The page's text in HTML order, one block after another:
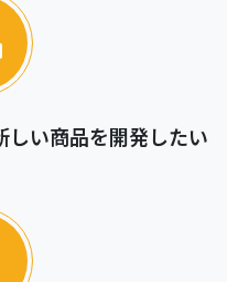
しい商品を開発したい